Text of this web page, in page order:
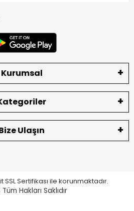
Kurumsal
Ulaşın
Sertifikası ile korunmaktadır.
Tüm Hakları Saklıdır